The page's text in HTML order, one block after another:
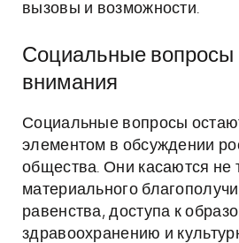
вызовы и возможности.
Социальные вопросы
внимания
Социальные вопросы
элементом в обсуждении
общества. Они касаются не
материального
равенства, доступа к
здравоохранению и